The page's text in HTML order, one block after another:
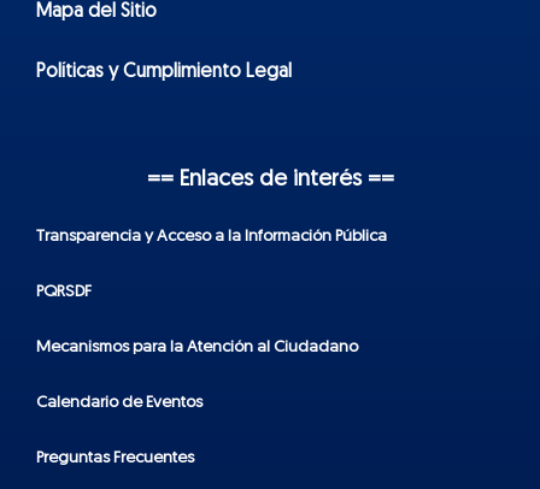
Mapa del Sitio
Políticas y Cumplimiento Legal
== Enlaces de interés ==
Transparencia y Acceso a la Información Pública
PQRSDF
Mecanismos para la Atención al Ciudadano
Calendario de Eventos
Preguntas Frecuentes